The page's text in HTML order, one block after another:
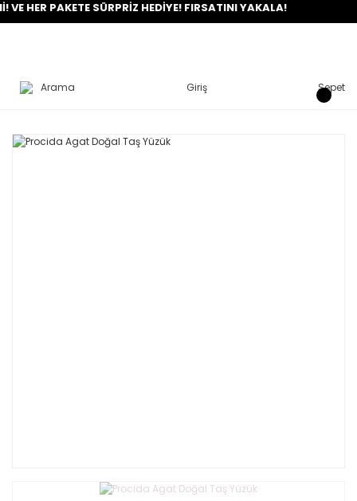
PAKETE SÜRPRİZ HEDİYE! FIRSATINI YAKALA!
Arama Giriş Sepet